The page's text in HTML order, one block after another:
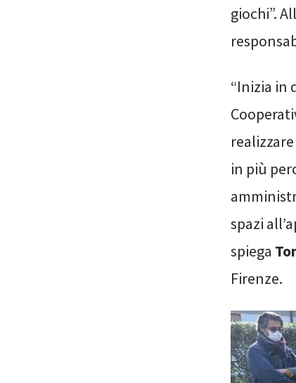
giochi”.
“Inizia in
in più
spazi
spiega
Firenze.